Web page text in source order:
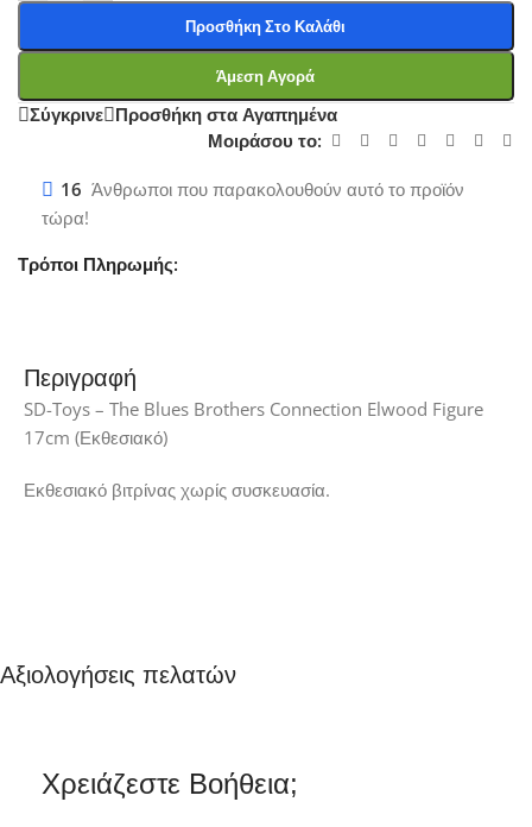
Προσθήκη Στο Καλάθι
Άμεση Αγορά
Σύγκρινε Προσθήκη στα Αγαπημένα
Μοιράσου το:
16 Άνθρωποι που παρακολουθούν αυτό το προϊόν
τώρα!
Τρόποι Πληρωμής:
Περιγραφή
SD-Toys – The Blues Brothers Connection Elwood Figure
17cm (Εκθεσιακό)
Εκθεσιακό βιτρίνας χωρίς συσκευασία.
Αξιολογήσεις πελατών
Χρειάζεστε Βοήθεια;